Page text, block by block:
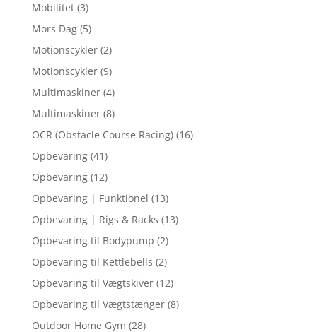
Mobilitet (3)
Mors Dag (5)
Motionscykler (2)
Motionscykler (9)
Multimaskiner (4)
Multimaskiner (8)
OCR (Obstacle Course Racing) (16)
Opbevaring (41)
Opbevaring (12)
Opbevaring | Funktionel (13)
Opbevaring | Rigs & Racks (13)
Opbevaring til Bodypump (2)
Opbevaring til Kettlebells (2)
Opbevaring til Vægtskiver (12)
Opbevaring til Vægtstænger (8)
Outdoor Home Gym (28)